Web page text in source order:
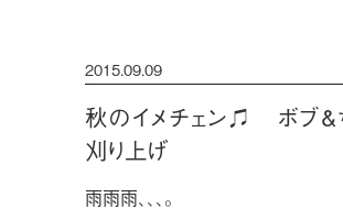
2015.09.09
秋のイメチェン♫ ボブ&
刈り上げ
雨雨雨、、、。